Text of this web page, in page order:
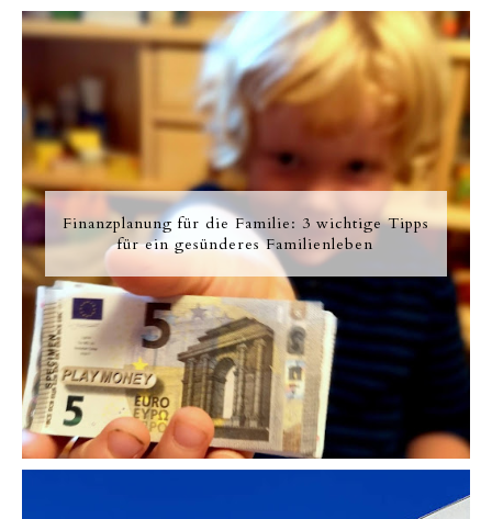
Finanzplanung für die Familie: 3 wichtige Tipps
für ein gesünderes Familienleben